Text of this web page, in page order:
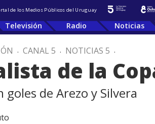
de los Medios Públicos del Uruguay
Televisión Radio Noticias
. CANAL 5 . NOTICIAS 5 .
de la
de Arezo y Silvera